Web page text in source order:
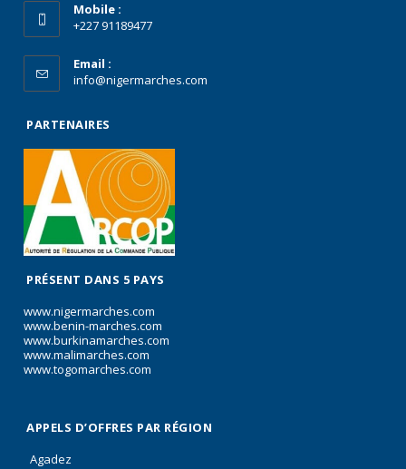
Mobile :
+227 91189477
Email :
info@nigermarches.com
PARTENAIRES
PRÉSENT DANS 5 PAYS
www.nigermarches.com
www.benin-marches.com
www.burkinamarches.com
www.malimarches.com
www.togomarches.com
APPELS D’OFFRES PAR RÉGION
Agadez